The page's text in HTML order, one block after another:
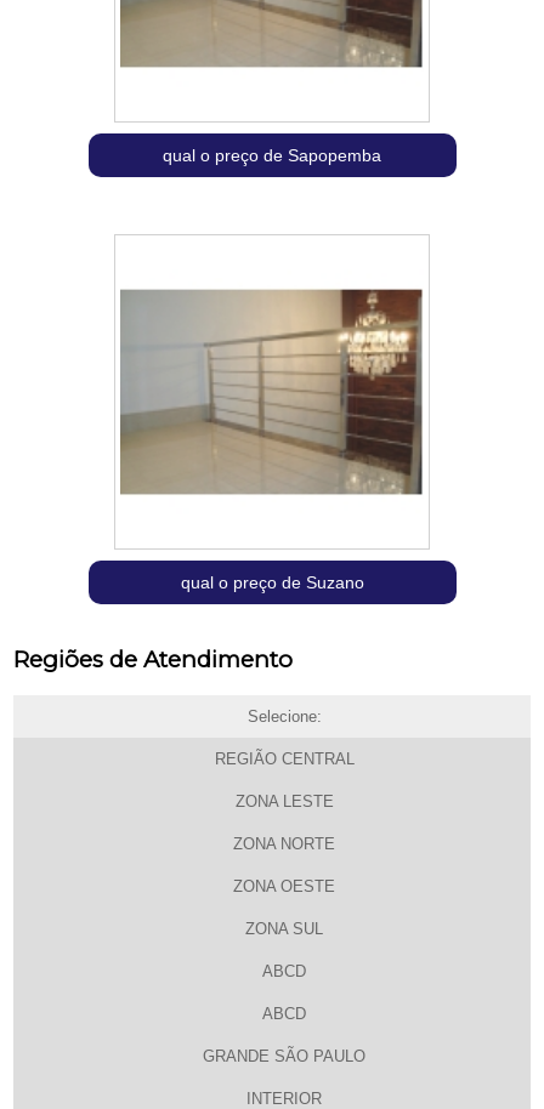
qual o preço de Sapopemba
qual o preço de Suzano
Regiões de Atendimento
Selecione:
REGIÃO CENTRAL
ZONA LESTE
ZONA NORTE
ZONA OESTE
ZONA SUL
ABCD
ABCD
GRANDE SÃO PAULO
INTERIOR